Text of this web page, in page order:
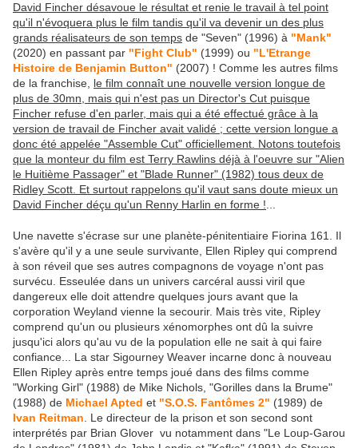
David Fincher désavoue le résultat et renie le travail à tel point
qu'il n'évoquera plus le film tandis qu'il va devenir un des plus
grands réalisateurs de son temps de "Seven" (1996) à "Mank"
(2020) en passant par "Fight Club" (1999) ou "L'Etrange
Histoire de Benjamin Button" (2007) ! Comme les autres films
de la franchise, le film connaît une nouvelle version longue de
plus de 30mn, mais qui n'est pas un Director's Cut puisque
Fincher refuse d'en parler, mais qui a été effectué grâce à la
version de travail de Fincher avait validé ; cette version longue a
donc été appelée "Assemble Cut" officiellement. Notons toutefois
que la monteur du film est Terry Rawlins déjà à l'oeuvre sur "Alien
le Huitième Passager" et "Blade Runner" (1982) tous deux de
Ridley Scott. Et surtout rappelons qu'il vaut sans doute mieux un
David Fincher déçu qu'un Renny Harlin en forme !
Une navette s'écrase sur une planète-pénitentiaire Fiorina 161. Il
s'avère qu'il y a une seule survivante, Ellen Ripley qui comprend
à son réveil que ses autres compagnons de voyage n'ont pas
survécu. Esseulée dans un univers carcéral aussi viril que
dangereux elle doit attendre quelques jours avant que la
corporation Weyland vienne la secourir. Mais très vite, Ripley
comprend qu'un ou plusieurs xénomorphes ont dû la suivre
jusqu'ici alors qu'au vu de la population elle ne sait à qui faire
confiance... La star Sigourney Weaver incarne donc à nouveau
Ellen Ripley après entre temps joué dans des films comme
"Working Girl" (1988) de Mike Nichols, "Gorilles dans la Brume"
(1988) de Michael Apted et "S.O.S. Fantômes 2" (1989) de
Ivan Reitman . Le directeur de la prison et son second sont
interprétés par Brian Glover vu notamment dans "Le Loup-Garou